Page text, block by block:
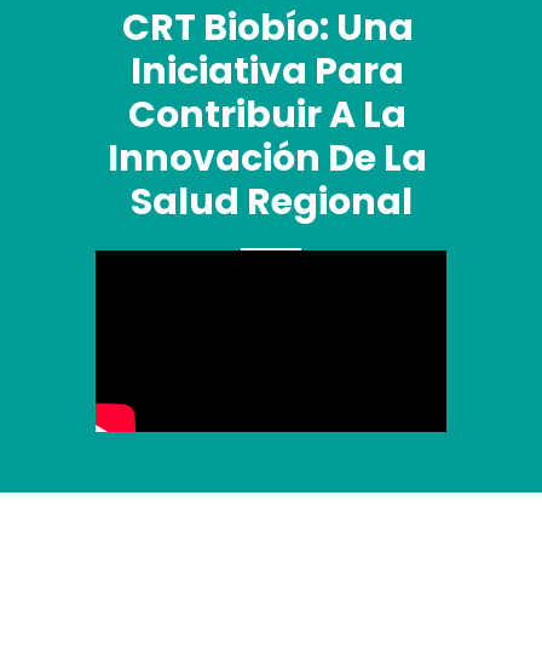
CRT Biobío: Una
Iniciativa Para
Contribuir A La
Innovación De La
Salud Regional